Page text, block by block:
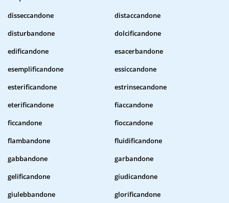
disseccandone
distaccandone
disturbandone
dolcificandone
edificandone
esacerbandone
esemplificandone
essiccandone
esterificandone
estrinsecandone
eterificandone
fiaccandone
ficcandone
fioccandone
flambandone
fluidificandone
gabbandone
garbandone
gelificandone
giudicandone
giulebbandone
glorificandone